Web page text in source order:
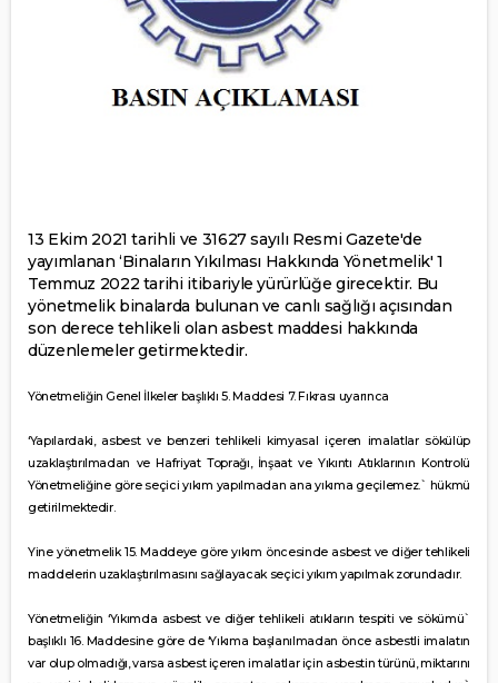
13 Ekim 2021 tarihli ve 31627 sayılı Resmi Gazete'de
yayımlanan ‘Binaların Yıkılması Hakkında Yönetmelik' 1
Temmuz 2022 tarihi itibariyle yürürlüğe girecektir. Bu
yönetmelik binalarda bulunan ve canlı sağlığı açısından
son derece tehlikeli olan asbest maddesi hakkında
düzenlemeler getirmektedir.
Yönetmeliğin Genel İlkeler başlıklı 5. Maddesi 7. Fıkrası uyarınca
‘Yapılardaki, asbest ve benzeri tehlikeli kimyasal içeren imalatlar sökülüp
uzaklaştırılmadan ve Hafriyat Toprağı, İnşaat ve Yıkıntı Atıklarının Kontrolü
Yönetmeliğine göre seçici yıkım yapılmadan ana yıkıma geçilemez.` hükmü
getirilmektedir.
Yine yönetmelik 15. Maddeye göre yıkım öncesinde asbest ve diğer tehlikeli
maddelerin uzaklaştırılmasını sağlayacak seçici yıkım yapılmak zorundadır.
Yönetmeliğin ‘Yıkımda asbest ve diğer tehlikeli atıkların tespiti ve sökümü`
başlıklı 16. Maddesine göre de ‘Yıkıma başlanılmadan önce asbestli imalatın
var olup olmadığı, varsa asbest içeren imalatlar için asbestin türünü, miktarını